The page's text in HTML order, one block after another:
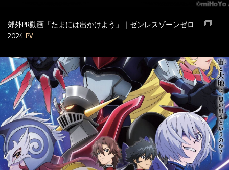
郊外PR動画「たまには出かけよう」｜ゼンレスゾーンゼロ
2024 PV